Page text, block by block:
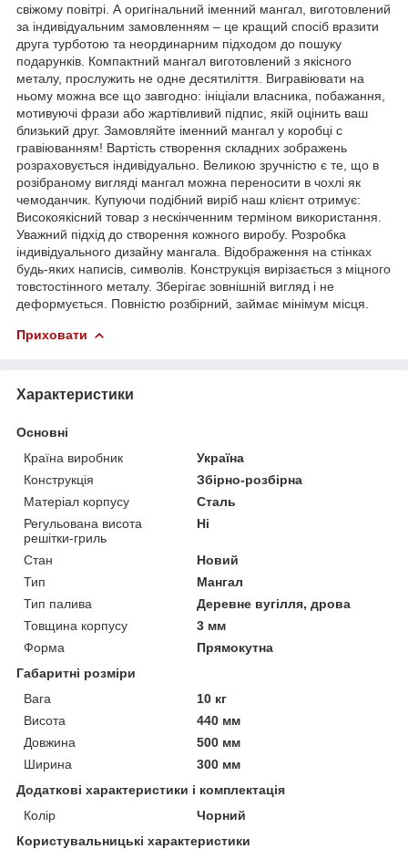
свіжому повітрі. А оригінальний іменний мангал, виготовлений
за індивідуальним замовленням – це кращий спосіб вразити
друга турботою та неординарним підходом до пошуку
подарунків. Компактний мангал виготовлений з якісного
металу, прослужить не одне десятиліття. Вигравіювати на
ньому можна все що завгодно: ініціали власника, побажання,
мотивуючі фрази або жартівливий підпис, якій оцінить ваш
близький друг. Замовляйте іменний мангал у коробці с
гравіюванням! Вартість створення складних зображень
розраховується індивідуально. Великою зручністю є те, що в
розібраному вигляді мангал можна переносити в чохлі як
чемоданчик. Купуючи подібний виріб наш клієнт отримує:
Високоякісний товар з нескінченним терміном використання.
Уважний підхід до створення кожного виробу. Розробка
індивідуального дизайну мангала. Відображення на стінках
будь-яких написів, символів. Конструкція вирізається з міцного
товстостінного металу. Зберігає зовнішній вигляд і не
деформується. Повністю розбірний, займає мінімум місця.
Приховати
Характеристики
Основні
Країна виробник
Україна
Конструкція
Збірно-розбірна
Матеріал корпусу
Сталь
Регульована висота
решітки-гриль
Ні
Стан
Новий
Тип
Мангал
Тип палива
Деревне вугілля, дрова
Товщина корпусу
3 мм
Форма
Прямокутна
Габаритні розміри
Вага
10 кг
Висота
440 мм
Довжина
500 мм
Ширина
300 мм
Додаткові характеристики і комплектація
Колір
Чорний
Користувальницькі характеристики